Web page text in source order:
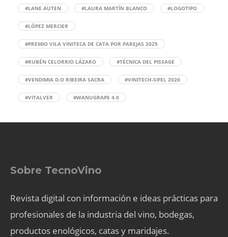
#LANE AUTEN #LAURA MARTÍN BLANCO #LOGOTIPO
#LÓPEZ MERCIER
#PREMIO VILA VINITECA DE CATA POR PAREJAS 2025
#RUBÉN CELORRIO LÁZARO #TÉCNICA DEL PISSAGE
#VENDIMIA D.O RIBEIRA SACRA #VINITECH-SIFEL 2026
#VITALVER #WANUGRAPE 4.0
Sobre TecnoVino
Revista digital con información e ideas prácticas para
profesionales de la industria del vino, bodegas,
productos enológicos, catas y maridajes.